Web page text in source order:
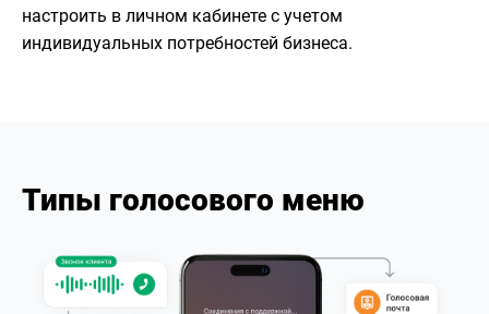
настроить в личном кабинете с учетом
индивидуальных потребностей бизнеса.
Типы голосового меню